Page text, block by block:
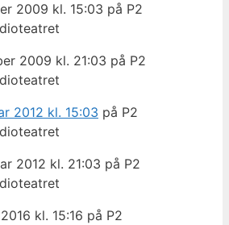
2009 kl. 15:03 på P2
2009 kl. 21:03 på P2
2012 kl. 15:03 på P2
2012 kl. 21:03 på P2
kl. 15:16 på P2